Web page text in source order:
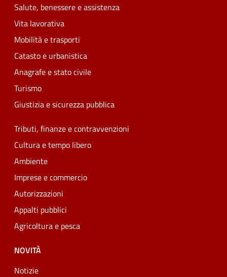
Salute, benessere e assistenza
Vita lavorativa
Mobilità e trasporti
Catasto e urbanistica
Anagrafe e stato civile
Turismo
Giustizia e sicurezza pubblica
Tributi, finanze e contravvenzioni
Cultura e tempo libero
Ambiente
Imprese e commercio
Autorizzazioni
Appalti pubblici
Agricoltura e pesca
NOVITÀ
Notizie